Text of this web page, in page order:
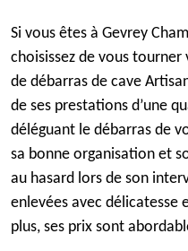
Si vous êtes à Gevrey
choisissez de vous tourner
de débarras de cave
de ses prestations d’une
déléguant le débarras de
sa bonne organisation et
au hasard lors de son
enlevées avec délicatesse
plus, ses prix sont